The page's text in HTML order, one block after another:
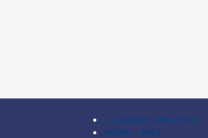
よくある質問・お問い合わせ
各種資料・手続き